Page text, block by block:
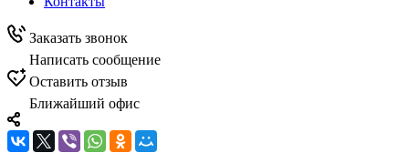
Заказать звонок
Написать сообщение
Оставить отзыв
Ближайший офис